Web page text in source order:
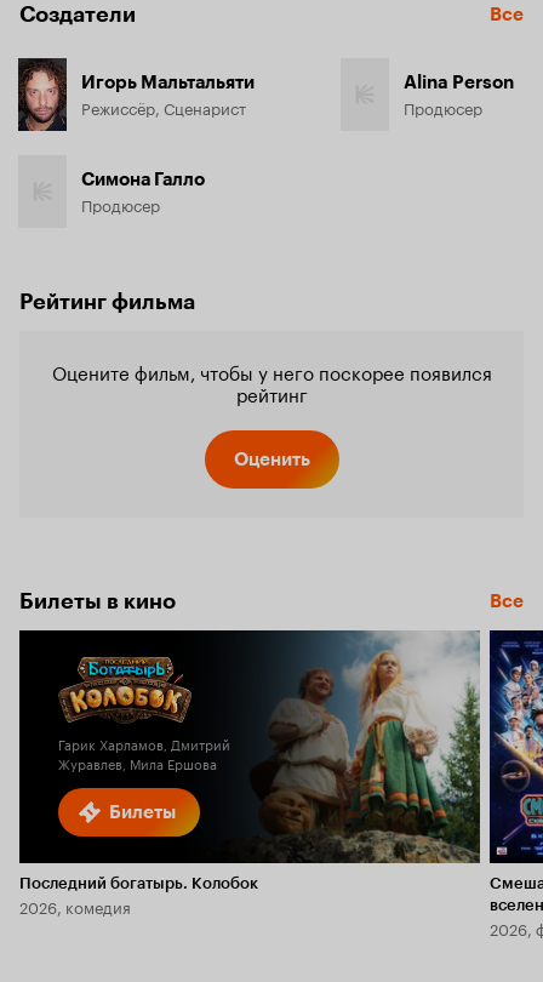
Создатели Все
Игорь Мальтальяти
Режиссёр, Сценарист
Симона Галло
Продюсер
Alina Person
Продюсер
Рейтинг фильма
Оцените фильм, чтобы у него поскорее появился
рейтинг
Оценить
Билеты в кино Все
Билеты
Гарик Харламов, Дмитрий
Журавлев, Мила Ершова
Последний богатырь. Колобок
2026, комедия
2026,